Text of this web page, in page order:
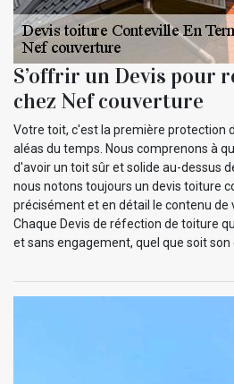
S’offrir un Devis pour
chez Nef couverture
Votre toit, c'est la première protection
aléas du temps. Nous comprenons à
d'avoir un toit sûr et solide au-dessus
nous notons toujours un devis toiture
précisément et en détail le contenu de
Chaque Devis de réfection de toiture
et sans engagement, quel que soit son